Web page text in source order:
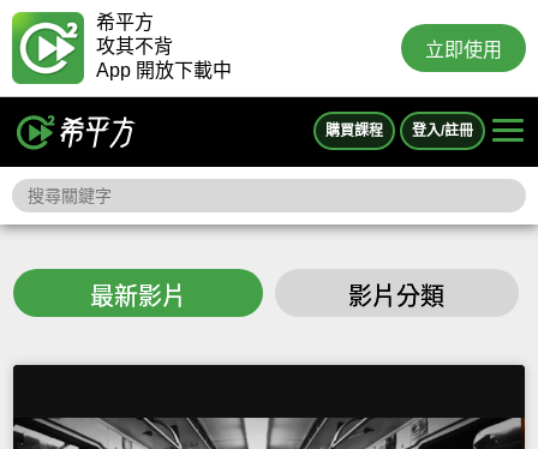
希平方
攻其不背
App 開放下載中
立即使用
購買課程 登入/註冊
最新影片 影片分類